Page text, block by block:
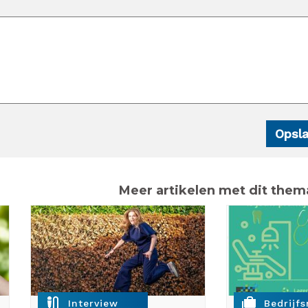
Meer artikelen met dit
mic_external_on Interview cases